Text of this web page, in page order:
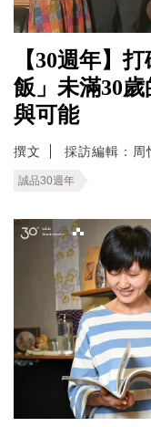
【30週年】
飯」未滿30
與可能
撰文 採訪編輯：周
誠品30週年